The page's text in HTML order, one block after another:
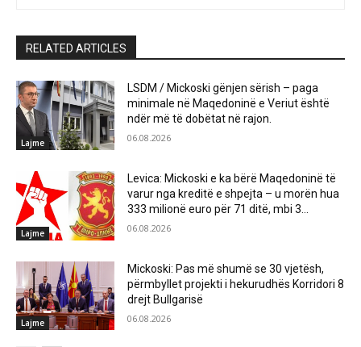
RELATED ARTICLES
Lajme
LSDM / Mickoski gënjen sërish – paga
minimale në Maqedoninë e Veriut është
ndër më të dobëtat në rajon.
06.08.2026
Lajme
Levica: Mickoski e ka bërë Maqedoninë të
varur nga kreditë e shpejta – u morën hua
333 milionë euro për 71 ditë, mbi 3...
06.08.2026
Lajme
Mickoski: Pas më shumë se 30 vjetësh,
përmbyllet projekti i hekurudhës Korridori 8
drejt Bullgarisë
06.08.2026